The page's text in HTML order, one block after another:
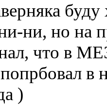
ни, но на
что в
в
)